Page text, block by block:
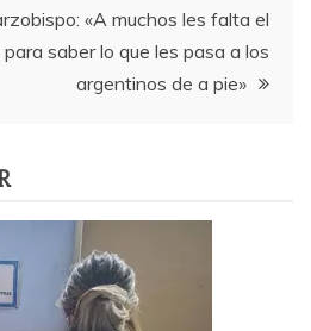
«A muchos les falta el
saber lo que les pasa a los
argentinos de a pie»